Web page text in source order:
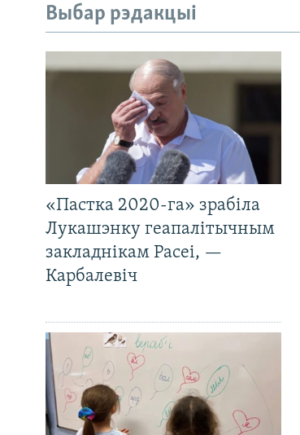
Выбар рэдакцыі
«Пастка 2020-га» зрабіла
Лукашэнку геапалітычным
закладнікам Расеі, —
Карбалевіч